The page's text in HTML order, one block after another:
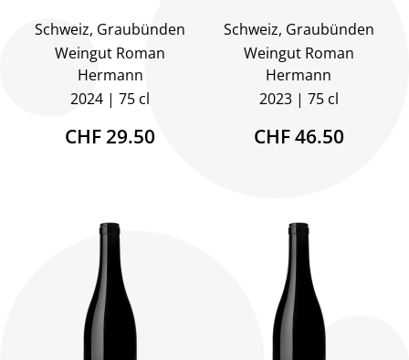
Schweiz, Graubünden
Weingut Roman
Hermann
2024
75 cl
CHF 29.50
Schweiz, Graubünden
Weingut Roman
Hermann
2023
75 cl
CHF 46.50